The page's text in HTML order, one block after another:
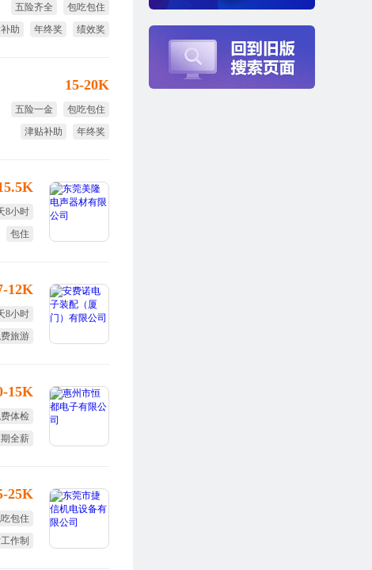
五险齐全
包吃包住
助
年终奖
绩效奖
15-20K
五险一金
包吃包住
津贴补助
年终奖
8小时
包住
12K
8小时
旅游
15K
体检
全薪
25K
包住
作制